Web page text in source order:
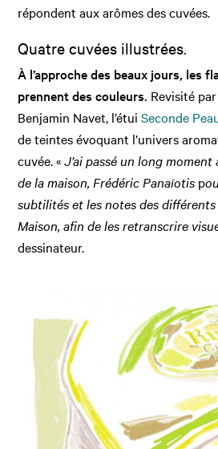
répondent aux arômes des cuvées.
Quatre cuvées illustrées.
À l’approche des beaux jours, les
prennent des couleurs. Revisité
Benjamin Navet, l’étuiSeconde
de teintes évoquant l’univers
cuvée. «J’ai passé un long
de la maison, Frédéric Panaïotis p
subtilités et les notes des
Maison, afin de les retranscrire
dessinateur.